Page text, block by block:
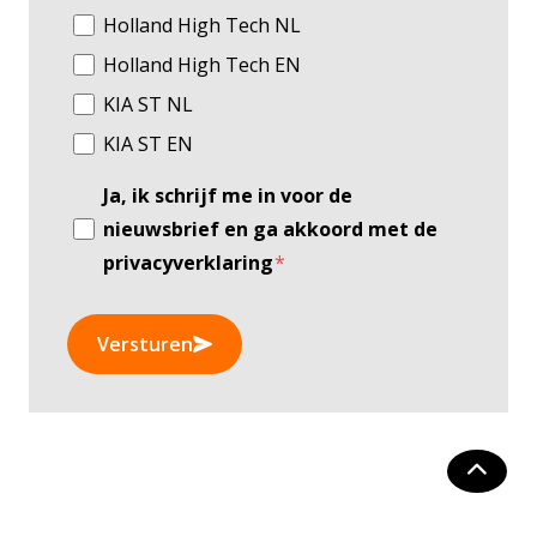
Holland High Tech NL
Holland High Tech EN
KIA ST NL
KIA ST EN
Ja, ik schrijf me in voor de
nieuwsbrief en ga akkoord met de
privacyverklaring*
Versturen